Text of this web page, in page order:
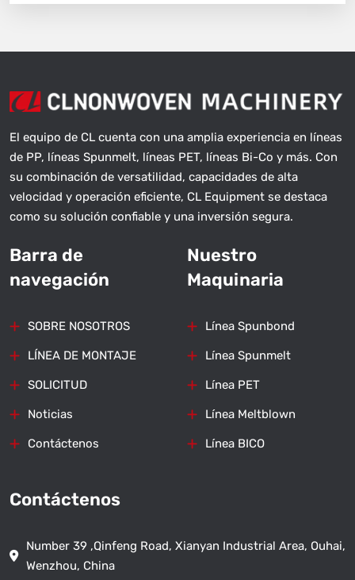
El equipo de CL cuenta con una amplia experiencia en líneas
de PP, líneas Spunmelt, líneas PET, líneas Bi-Co y más. Con
su combinación de versatilidad, capacidades de alta
velocidad y operación eficiente, CL Equipment se destaca
como su solución confiable y una inversión segura.
Barra de
navegación
SOBRE NOSOTROS
LÍNEA DE MONTAJE
SOLICITUD
Noticias
Contáctenos
Nuestro
Maquinaria
Línea Spunbond
Línea Spunmelt
Línea PET
Línea Meltblown
Línea BICO
Contáctenos
Number 39 ,Qinfeng Road, Xianyan Industrial Area, Ouhai,
Wenzhou, China